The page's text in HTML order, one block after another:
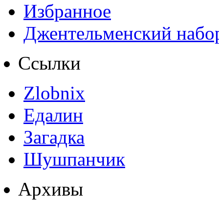
Избранное
Джентельменский
Ссылки
Zlobnix
Едалин
Загадка
Шушпанчик
Архивы